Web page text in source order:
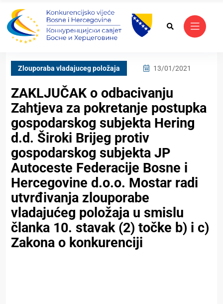
Zlouporaba vladajuceg položaja 13/01/2021
ZAKLJUČAK o odbacivanju
Zahtjeva za pokretanje postupka
gospodarskog subjekta Hering
d.d. Široki Brijeg protiv
gospodarskog subjekta JP
Autoceste Federacije Bosne i
Hercegovine d.o.o. Mostar radi
utvrđivanja zlouporabe
vladajućeg položaja u smislu
članka 10. stavak (2) točke b) i c)
Zakona o konkurenciji